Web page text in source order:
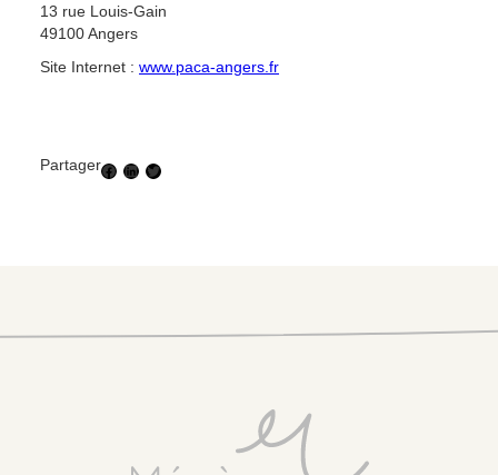
13 rue Louis-Gain
49100 Angers
Site Internet : www.paca-angers.fr
PartagerFacebook
LinkedIn
Twitter